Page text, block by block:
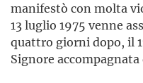
manifestò con molta
13 lu­glio 1975 venne
quattro giorni dopo, il
Signore